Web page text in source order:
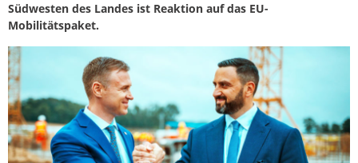
Südwesten des Landes ist Reaktion auf das EU-
Mobilitätspaket.